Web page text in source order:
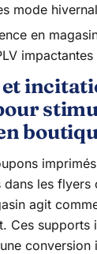
mode
en
impactantes
les flyers
agit
Ces supports
conversion